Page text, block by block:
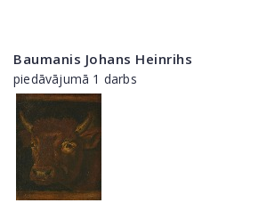
Baumanis Johans Heinrihs
piedāvājumā 1 darbs